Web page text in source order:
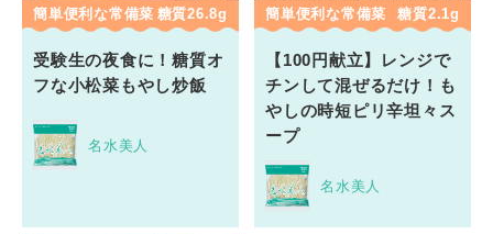
簡単便利な常備菜 糖質26.8g
受験生の夜食に！糖質オ
フな小松菜もやし炒飯
名水美人
簡単便利な常備菜 糖質2.1g
【100円献立】レンジで
チンして混ぜるだけ！も
やしの時短ピリ辛坦々ス
ープ
名水美人